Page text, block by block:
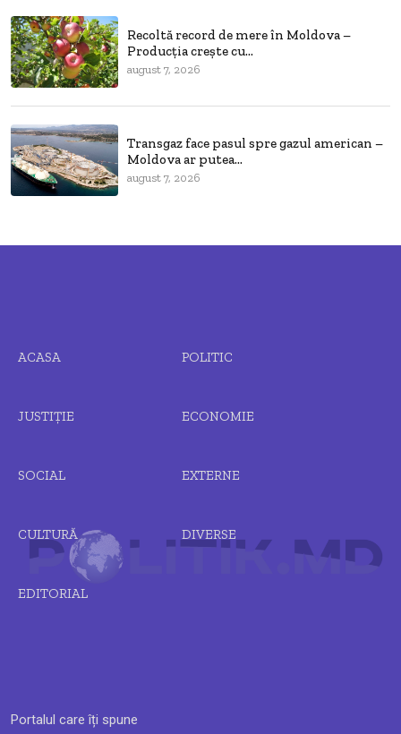
Recoltă record de mere în Moldova –
Producția crește cu...
august 7, 2026
Transgaz face pasul spre gazul american –
Moldova ar putea...
august 7, 2026
Portalul care îți spune
ACASA POLITIC
JUSTIȚIE ECONOMIE
SOCIAL EXTERNE
CULTURĂ DIVERSE
EDITORIAL